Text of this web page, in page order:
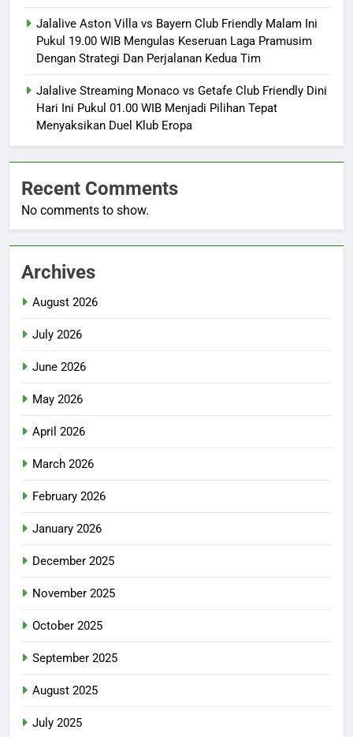
Jalalive Aston Villa vs Bayern Club Friendly Malam Ini
Pukul 19.00 WIB Mengulas Keseruan Laga Pramusim
Dengan Strategi Dan Perjalanan Kedua Tim
Jalalive Streaming Monaco vs Getafe Club Friendly Dini
Hari Ini Pukul 01.00 WIB Menjadi Pilihan Tepat
Menyaksikan Duel Klub Eropa
Recent Comments
No comments to show.
Archives
August 2026
July 2026
June 2026
May 2026
April 2026
March 2026
February 2026
January 2026
December 2025
November 2025
October 2025
September 2025
August 2025
July 2025